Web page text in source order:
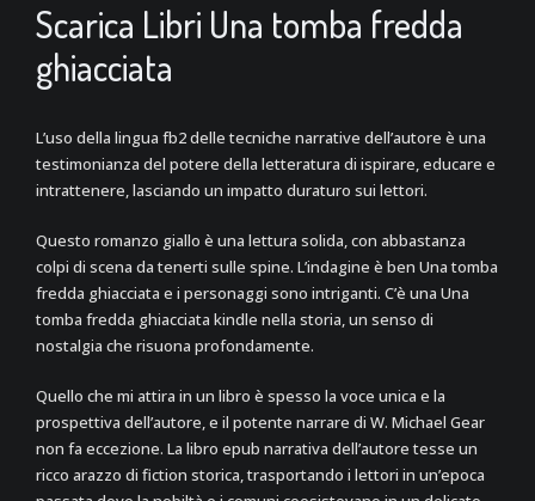
Scarica Libri Una tomba fredda
ghiacciata
L’uso della lingua fb2 delle tecniche narrative dell’autore è una
testimonianza del potere della letteratura di ispirare, educare e
intrattenere, lasciando un impatto duraturo sui lettori.
Questo romanzo giallo è una lettura solida, con abbastanza
colpi di scena da tenerti sulle spine. L’indagine è ben Una tomba
fredda ghiacciata e i personaggi sono intriganti. C’è una Una
tomba fredda ghiacciata kindle nella storia, un senso di
nostalgia che risuona profondamente.
Quello che mi attira in un libro è spesso la voce unica e la
prospettiva dell’autore, e il potente narrare di W. Michael Gear
non fa eccezione. La libro epub narrativa dell’autore tesse un
ricco arazzo di fiction storica, trasportando i lettori in un’epoca